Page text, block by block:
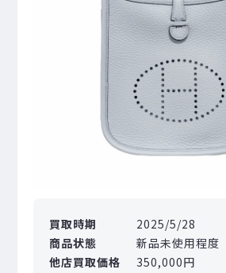
買取時期
2025/5/28
商品状態
新品未使用程度
他店買取価格
350,000円